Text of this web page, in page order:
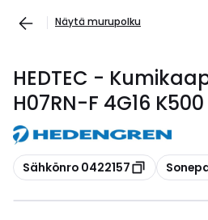
Näytä murupolku
HEDTEC -
H07RN-F 4G16
Kopioi
Sähkönro 0422157 Kopioi